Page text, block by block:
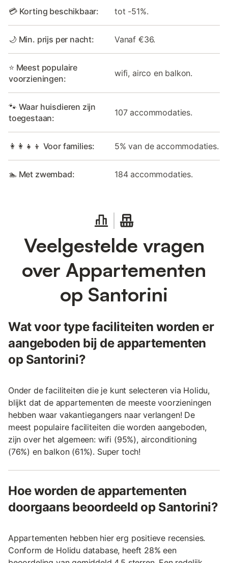
💳 Korting beschikbaar: tot -51%.
🌙 Min. prijs per nacht: Vanaf €36.
⭐ Meest populaire
voorzieningen:
wifi, airco en balkon.
🐾 Waar huisdieren zijn
toegestaan:
107 accommodaties.
👩‍👩‍👧‍👦 Voor families: 5% van de accommodaties.
🏊 Met zwembad: 184 accommodaties.
Veelgestelde vragen
over Appartementen
op Santorini
Wat voor type faciliteiten worden er
aangeboden bij de appartementen
op Santorini?
Onder de faciliteiten die je kunt selecteren via Holidu,
blijkt dat de appartementen de meeste voorzieningen
hebben waar vakantiegangers naar verlangen! De
meest populaire faciliteiten die worden aangeboden,
zijn over het algemeen: wifi (95%), airconditioning
(76%) en balkon (61%). Super toch!
Hoe worden de appartementen
doorgaans beoordeeld op Santorini?
Appartementen hebben hier erg positieve recensies.
Conform de Holidu database, heeft 28% een